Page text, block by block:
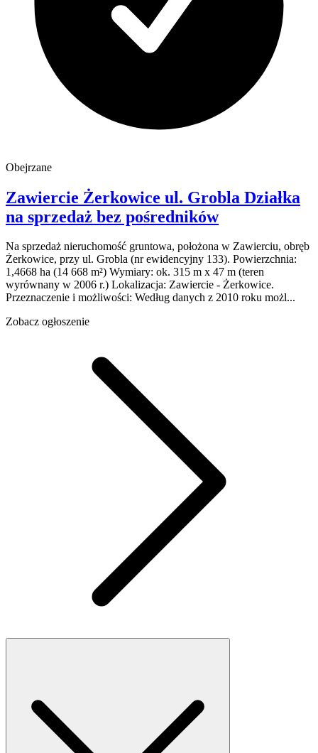
Obejrzane
Zawiercie Żerkowice ul. Grobla Działka
na sprzedaż bez pośredników
Na sprzedaż nieruchomość gruntowa, położona w Zawierciu, obręb
Żerkowice, przy ul. Grobla (nr ewidencyjny 133). Powierzchnia:
1,4668 ha (14 668 m²) Wymiary: ok. 315 m x 47 m (teren
wyrównany w 2006 r.) Lokalizacja: Zawiercie - Żerkowice.
Przeznaczenie i możliwości: Według danych z 2010 roku możl...
Zobacz ogłoszenie